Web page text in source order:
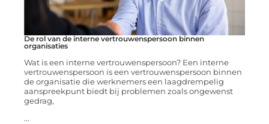
De rol van de interne vertrouwenspersoon binnen
organisaties
Wat is een interne vertrouwenspersoon? Een interne
vertrouwenspersoon is een vertrouwenspersoon binnen
de organisatie die werknemers een laagdrempelig
aanspreekpunt biedt bij problemen zoals ongewenst
gedrag,
...